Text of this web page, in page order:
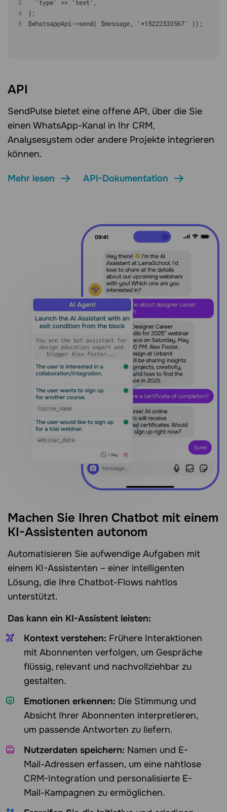
API
SendPulse bietet eine offene API, über die Sie
einen WhatsApp-Kanal in Ihr CRM,
Analysesystem oder andere Projekte integrieren
können.
Mehr lesen API-Dokumentation
Machen Sie Ihren Chatbot mit einem
KI-Assistenten autonom
Automatisieren Sie aufwendige Aufgaben mit
einem KI-Assistenten – einer intelligenten
Lösung, die Ihre Chatbot-Flows nahtlos
unterstützt.
Das kann ein KI-Assistent leisten:
Kontext verstehen: Frühere Interaktionen
mit Abonnenten verfolgen, um Gespräche
flüssig, relevant und nachvollziehbar zu
gestalten.
Emotionen erkennen: Die Stimmung und
Absicht Ihrer Abonnenten interpretieren,
um passende Antworten zu liefern.
Nutzerdaten speichern: Namen und E-
Mail-Adressen erfassen, um eine nahtlose
CRM-Integration und personalisierte E-
Mail-Kampagnen zu ermöglichen.